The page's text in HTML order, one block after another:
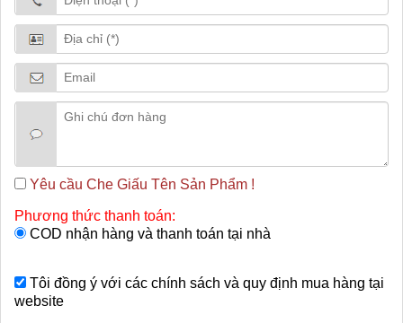
Yêu cầu Che Giấu Tên Sản Phẩm !
Phương thức thanh toán:
COD nhận hàng và thanh toán tại nhà
Tôi đồng ý với các chính sách và quy định mua hàng tại
website